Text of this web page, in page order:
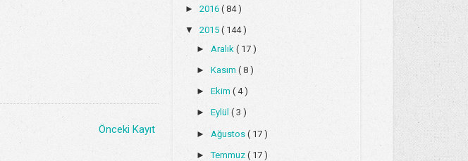
Önceki Kayıt
►2016( 84 )
▼2015( 144 )
► Aralık ( 17 )
► Kasım ( 8 )
► Ekim ( 4 )
► Eylül ( 3 )
► Ağustos ( 17 )
►Temmuz ( 17 )